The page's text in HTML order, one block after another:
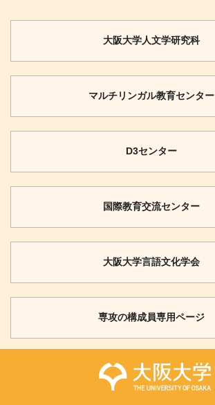
大阪大学 人文学研究科
マルチリンガル教育センター
D3センター
国際教育交流センター
大阪大学言語文化学会
専攻の構成員専用ページ